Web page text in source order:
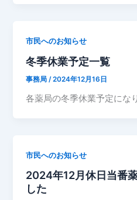
市民へのお知らせ
冬季休業予定一覧
事務局/2024年12月16日
各薬局の冬季休業予定にな
市民へのお知らせ
2024年12月休日当番
した